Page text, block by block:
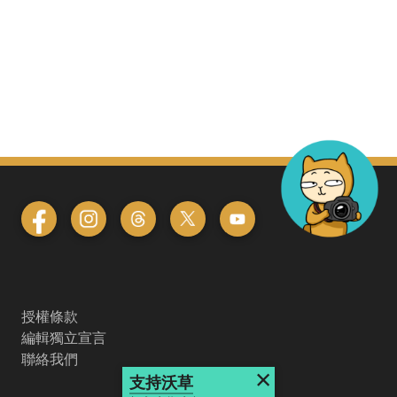
授權條款
編輯獨立宣言
聯絡我們
支持沃草 ×